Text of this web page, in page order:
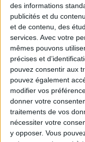
des informations
publicités et du
et de contenu, des
services. Avec votre
mêmes pouvons
précises et
pouvez consentir aux
pouvez également
modifier vos
donner votre
traitements de vos
nécessiter votre
y opposer. Vous
LES SPF 50